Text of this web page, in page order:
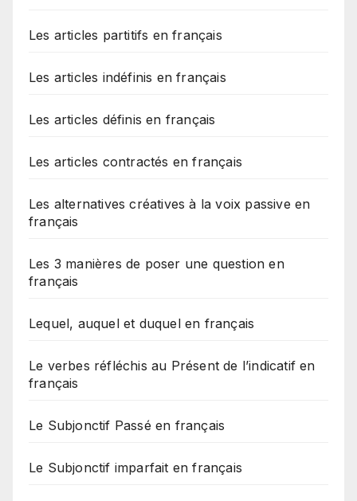
Les articles partitifs en français
Les articles indéfinis en français
Les articles définis en français
Les articles contractés en français
Les alternatives créatives à la voix passive en
français
Les 3 manières de poser une question en
français
Lequel, auquel et duquel en français
Le verbes réfléchis au Présent de l’indicatif en
français
Le Subjonctif Passé en français
Le Subjonctif imparfait en français